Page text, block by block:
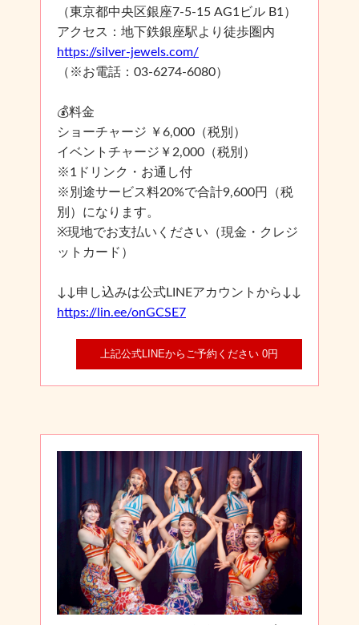
（東京都中央区銀座7-5-15 AG1ビル B1）
アクセス：地下鉄銀座駅より徒歩圏内
https://silver-jewels.com/
（※お電話：03-6274-6080）
💰料金
ショーチャージ ￥6,000（税別）
イベントチャージ￥2,000（税別）
※1ドリンク・お通し付
※別途サービス料20%で合計9,600円（税
別）になります。
※現地でお支払いください（現金・クレジ
ットカード）
↓↓申し込みは公式LINEアカウントから↓↓
https://lin.ee/onGCSE7
上記公式LINEからご予約ください 0円